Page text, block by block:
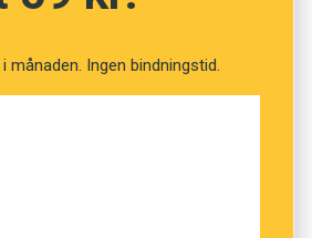
månaden. Ingen bindningstid.